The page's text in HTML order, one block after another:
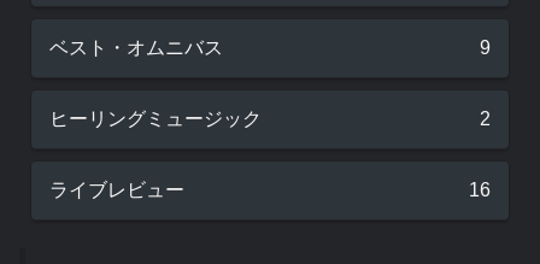
ベスト・オムニバス 9
ヒーリングミュージック 2
ライブレビュー 16